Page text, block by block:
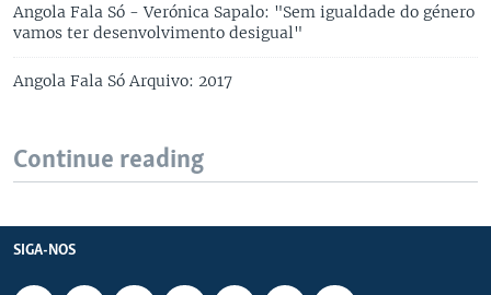
Angola Fala Só - Verónica Sapalo: "Sem igualdade do género
vamos ter desenvolvimento desigual"
Angola Fala Só Arquivo: 2017
Continue reading
SIGA-NOS